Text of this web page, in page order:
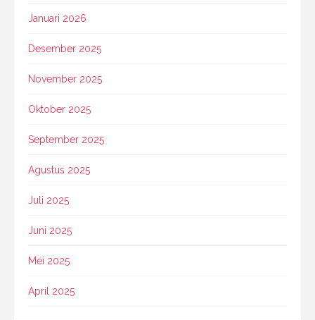
Januari 2026
Desember 2025
November 2025
Oktober 2025
September 2025
Agustus 2025
Juli 2025
Juni 2025
Mei 2025
April 2025